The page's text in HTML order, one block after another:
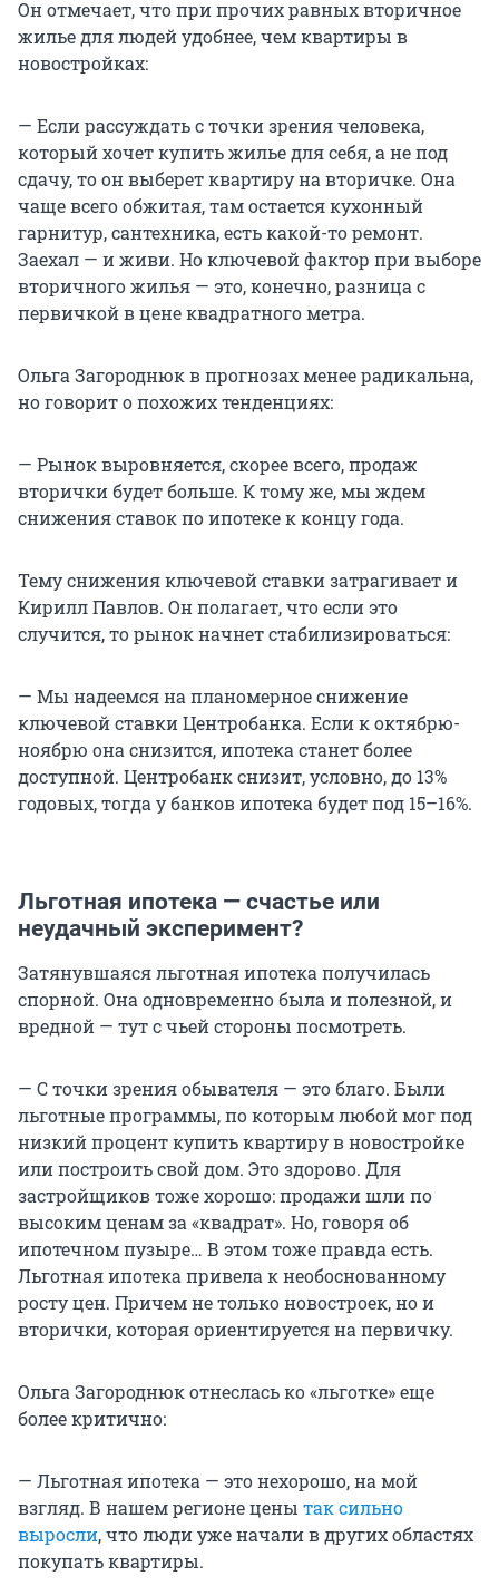
Он отмечает, что при прочих равных вторичное
жилье для людей удобнее, чем квартиры в
новостройках:
— Если рассуждать с точки зрения человека,
который хочет купить жилье для себя, а не под
сдачу, то он выберет квартиру на вторичке. Она
чаще всего обжитая, там остается кухонный
гарнитур, сантехника, есть какой-то ремонт.
Заехал — и живи. Но ключевой фактор при выборе
вторичного жилья — это, конечно, разница с
первичкой в цене квадратного метра.
Ольга Загороднюк в прогнозах менее радикальна,
но говорит о похожих тенденциях:
— Рынок выровняется, скорее всего, продаж
вторички будет больше. К тому же, мы ждем
снижения ставок по ипотеке к концу года.
Тему снижения ключевой ставки затрагивает и
Кирилл Павлов. Он полагает, что если это
случится, то рынок начнет стабилизироваться:
— Мы надеемся на планомерное снижение
ключевой ставки Центробанка. Если к октябрю-
ноябрю она снизится, ипотека станет более
доступной. Центробанк снизит, условно, до 13%
годовых, тогда у банков ипотека будет под 15–16%.
Льготная ипотека — счастье или
неудачный эксперимент?
Затянувшаяся льготная ипотека получилась
спорной. Она одновременно была и полезной, и
вредной — тут с чьей стороны посмотреть.
— С точки зрения обывателя — это благо. Были
льготные программы, по которым любой мог под
низкий процент купить квартиру в новостройке
или построить свой дом. Это здорово. Для
застройщиков тоже хорошо: продажи шли по
высоким ценам за «квадрат». Но, говоря об
ипотечном пузыре… В этом тоже правда есть.
Льготная ипотека привела к необоснованному
росту цен. Причем не только новостроек, но и
вторички, которая ориентируется на первичку.
Ольга Загороднюк отнеслась ко «льготке» еще
более критично:
— Льготная ипотека — это нехорошо, на мой
взгляд. В нашем регионе цены так сильно
выросли, что люди уже начали в других областях
покупать квартиры.